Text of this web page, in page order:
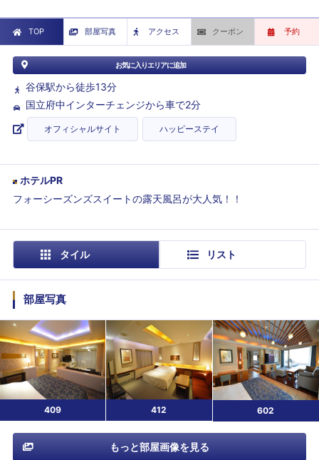
TOP 部屋写真 アクセス クーポン 予約
お気に入りエリアに追加
谷保駅から徒歩13分
国立府中インターチェンジから車で2分
オフィシャルサイト ハッピーステイ
ホテルPR
フォーシーズンズスイートの露天風呂が大人気！！
タイル リスト
部屋写真
409 412 602
もっと部屋画像を見る